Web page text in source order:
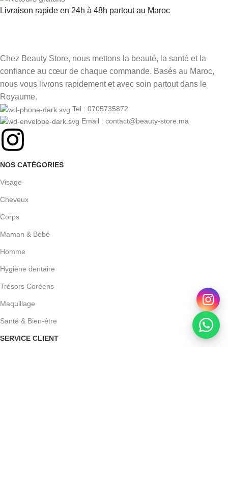
Livraison rapide en 24h à 48h partout au Maroc
Chez Beauty Store, nous mettons la beauté, la santé et la
confiance au cœur de chaque commande. Basés au Maroc,
nous vous livrons rapidement et avec soin partout dans le
Royaume.
Tel : 0705735872
Email : contact@beauty-store.ma
NOS CATÉGORIES
Visage
Cheveux
Corps
Maman & Bébé
Homme
Hygiène dentaire
Trésors Coréens
Maquillage
Santé & Bien-être
SERVICE CLIENT